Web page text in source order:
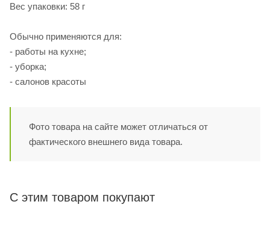
Вес упаковки: 58 г
Обычно применяются для:
- работы на кухне;
- уборка;
- салонов красоты
Фото товара на сайте может отличаться от
фактического внешнего вида товара.
С этим товаром покупают